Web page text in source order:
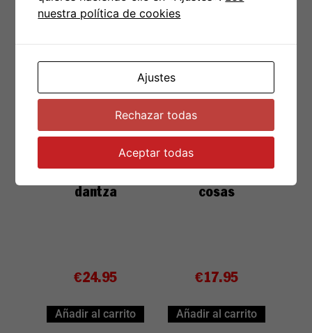
LP Kortatu –
Azken guda
dantza
€24.95
Añadir al carrito
LP Kortatu – El
Estado de las
cosas
€17.95
Añadir al carrito
nuestra política de cookies
Ajustes
Rechazar todas
Aceptar todas